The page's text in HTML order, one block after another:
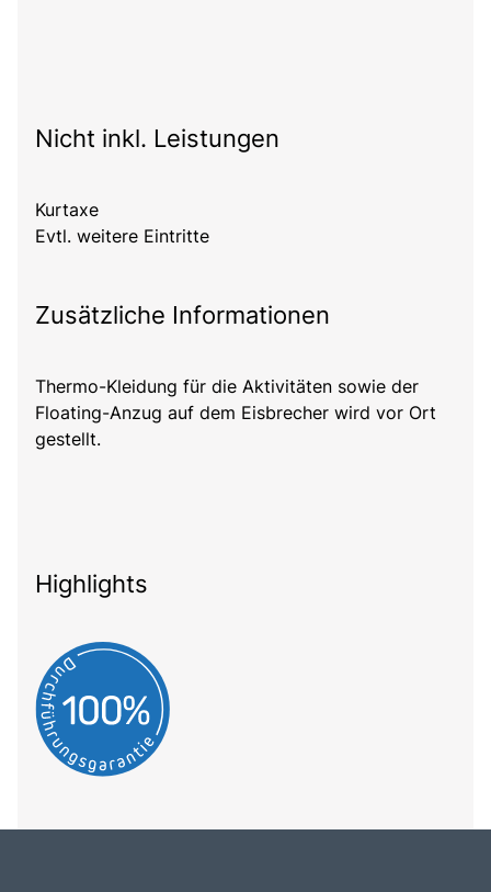
Nicht inkl. Leistungen
Kurtaxe
Evtl. weitere Eintritte
Zusätzliche Informationen
Thermo-Kleidung für die Aktivitäten sowie der
Floating-Anzug auf dem Eisbrecher wird vor Ort
gestellt.
Highlights